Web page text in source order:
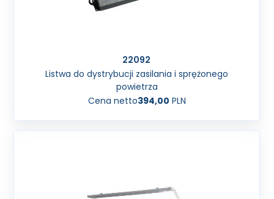
22092
Listwa do dystrybucji zasilania i sprężonego
powietrza
Cena netto394,00 PLN